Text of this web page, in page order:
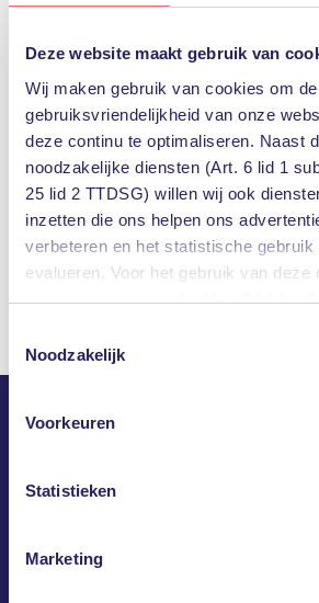
Deze website maakt gebruik van
Wij maken gebruik van cookies om de
gebruiksvriendelijkheid van onze
deze continu te optimaliseren. Naast
noodzakelijke diensten (Art. 6 lid 1
25 lid 2 TTDSG) willen wij ook
inzetten die ons helpen ons
verbeteren en het statistische
evalueren. Voor het gebruik van deze
uw toestemming nodig (Art. 6 lid 1
U kunt deze toestemming eenvoudig
accepteren” te klikken. Indien u
kunt u het gebruik van niet-essentiële
kunt u ook de voorkeuren voor
Meer informatie, inclusief
Noodzakelijk
Voorkeuren
Statistieken
Marketing
opgebouwd aan de hand...Lees
AIOps aruba ML netwerk
Ineens doet IT er